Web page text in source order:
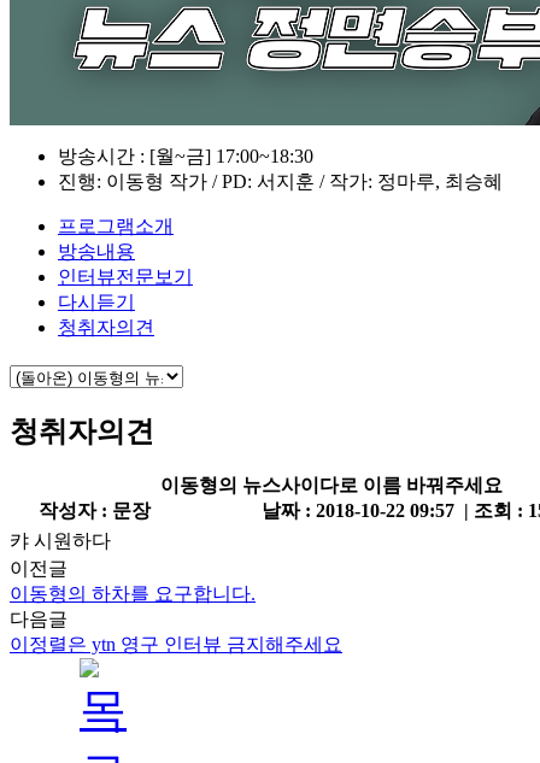
방송시간 : [월~금] 17:00~18:30
진행: 이동형 작가 / PD: 서지훈 / 작가: 정마루, 최승혜
프로그램소개
방송내용
인터뷰전문보기
다시듣기
청취자의견
청취자의견
이동형의 뉴스사이다로 이름 바꿔주세요
작성자 : 문장
날짜 : 2018-10-22 09:57 | 조회 :
캬 시원하다
이전글
이동형의 하차를 요구합니다.
다음글
이정렬은 ytn 영구 인터뷰 금지해주세요